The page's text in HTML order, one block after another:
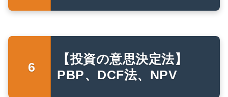
【投資の意思決定法】
PBP、DCF法、NPV